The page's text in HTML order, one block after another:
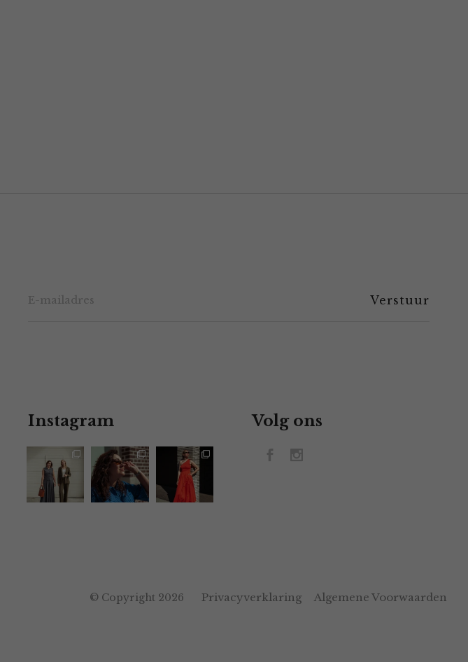
Instagram Volg ons
© Copyright 2026 Privacyverklaring Algemene Voorwaarden